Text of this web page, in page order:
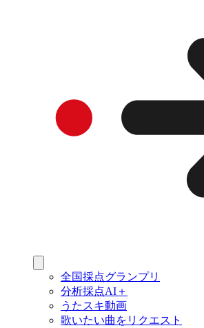
全国採点グランプリ
分析採点AI＋
うたスキ動画
歌いたい曲をリクエスト